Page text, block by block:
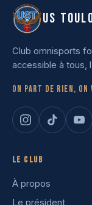
US
Club omnisports
accessible à tous,
On part de rien,
Le club
À propos
Le président